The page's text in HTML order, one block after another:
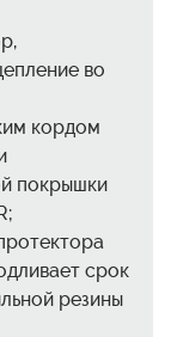
во
кордом
покрышки
срок
резины